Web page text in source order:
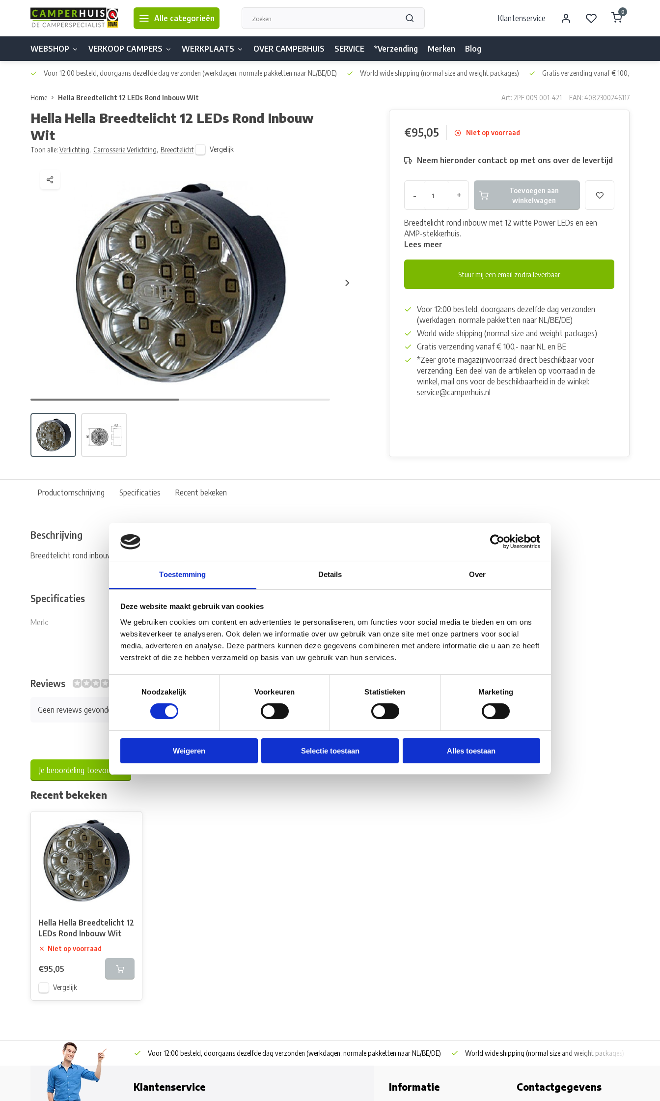
Toestemming Details Over
Deze website maakt gebruik van cookies
We gebruiken cookies om content en advertenties te personaliseren, om functies voor social media te bieden en om ons
websiteverkeer te analyseren. Ook delen we informatie over uw gebruik van onze site met onze partners voor social
media, adverteren en analyse. Deze partners kunnen deze gegevens combineren met andere informatie die u aan ze heeft
verstrekt of die ze hebben verzameld op basis van uw gebruik van hun services.
Toestemmingsselectie
Noodzakelijk
Voorkeuren Statistieken Marketing
Weigeren Selectie toestaan Alles toestaan
Alle categorieën Klantenservice
0
WEBSHOP VERKOOP CAMPERS WERKPLAATS OVER CAMPERHUIS SERVICE *Verzending Merken Blog
Voor 12:00 besteld, doorgaans dezelfde dag verzonden (werkdagen, normale pakketten naar NL/BE/DE) World wide shipping (normal size and weight packages) Gratis verzending vanaf € 100,- naar NL
Home Hella Breedtelicht 12 LEDs Rond Inbouw Wit Art: 2PF 009 001-421 EAN: 4082300246117
Hella Hella Breedtelicht 12 LEDs Rond Inbouw
Wit
Toon alle: Verlichting, Carrosserie Verlichting, Breedtelicht Vergelijk
€95,05 Niet op voorraad
Neem hieronder contact op met ons over de levertijd
- +
Toevoegen aan
winkelwagen
Breedtelicht rond inbouw met 12 witte Power LEDs en een
AMP-stekkerhuis.
Lees meer
Stuur mij een email zodra leverbaar
Voor 12:00 besteld, doorgaans dezelfde dag verzonden
(werkdagen, normale pakketten naar NL/BE/DE)
World wide shipping (normal size and weight packages)
Gratis verzending vanaf € 100,- naar NL en BE
*Zeer grote magazijnvoorraad direct beschikbaar voor
verzending. Een deel van de artikelen op voorraad in de
winkel, mail ons voor de beschikbaarheid in de winkel:
service@camperhuis.nl
Productomschrijving Specificaties Recent bekeken
Beschrijving
Breedtelicht rond inbouw met 12 witte Power LEDs en een AMP-stekkerhuis.
Specificaties
Merk: Hella
Reviews
Geen reviews gevonden
Je beoordeling toevoegen
Recent bekeken
Hella Hella Breedtelicht 12
LEDs Rond Inbouw Wit
Niet op voorraad
€95,05
Vergelijk
Voor 12:00 besteld, doorgaans dezelfde dag verzonden (werkdagen, normale pakketten naar NL/BE/DE) World wide shipping (normal size and weight packages)
Klantenservice Informatie Contactgegevens